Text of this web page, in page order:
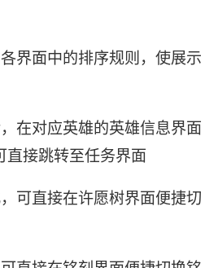
界面中的排序规则，使展示
在对应英雄的英雄信息界面
直接跳转至任务界面
可直接在许愿树界面便捷切